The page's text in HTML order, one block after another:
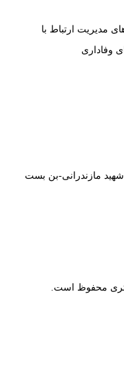
مدیریت ارتباط با
وفاداری
مازندرانی-بن بست
محفوظ است.